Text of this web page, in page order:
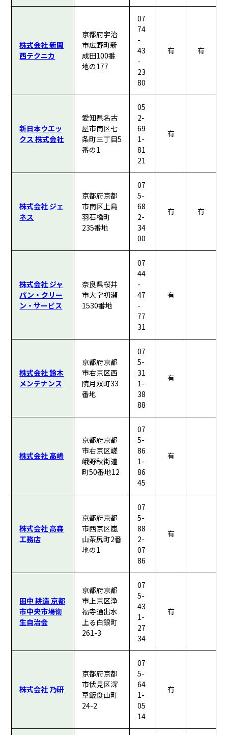
株式会社 新関
西テクニカ
京都府宇治
市広野町新
成田100番
地の177
07
74
-
43
-
23
80
有 有
新日本ウエッ
クス 株式会社
愛知県名古
屋市南区七
条町三丁目5
番の1
05
2-
69
1-
81
21
有
株式会社 ジェ
ネス
京都府京都
市南区上鳥
羽石橋町
235番地
07
5-
68
2-
34
00
有 有
株式会社 ジャ
パン・クリー
ン・サービス
奈良県桜井
市大字初瀬
1530番地
07
44
-
47
-
77
31
有
株式会社 鈴木
メンテナンス
京都府京都
市右京区西
院月双町33
番地
07
5-
31
1-
38
88
有
株式会社 高嶋
京都府京都
市右京区嵯
峨野秋街道
町50番地12
07
5-
86
1-
86
45
有
株式会社 高森
工務店
京都府京都
市西京区嵐
山茶尻町2番
地の1
07
5-
88
2-
07
86
有
田中 耕造 京都
市中央市場衛
生自治会
京都府京都
市上京区浄
福寺通出水
上る白銀町
261-3
07
5-
43
1-
27
34
有
株式会社 乃研
京都府京都
市伏見区深
草飯食山町
24-2
07
5-
64
1-
05
14
有